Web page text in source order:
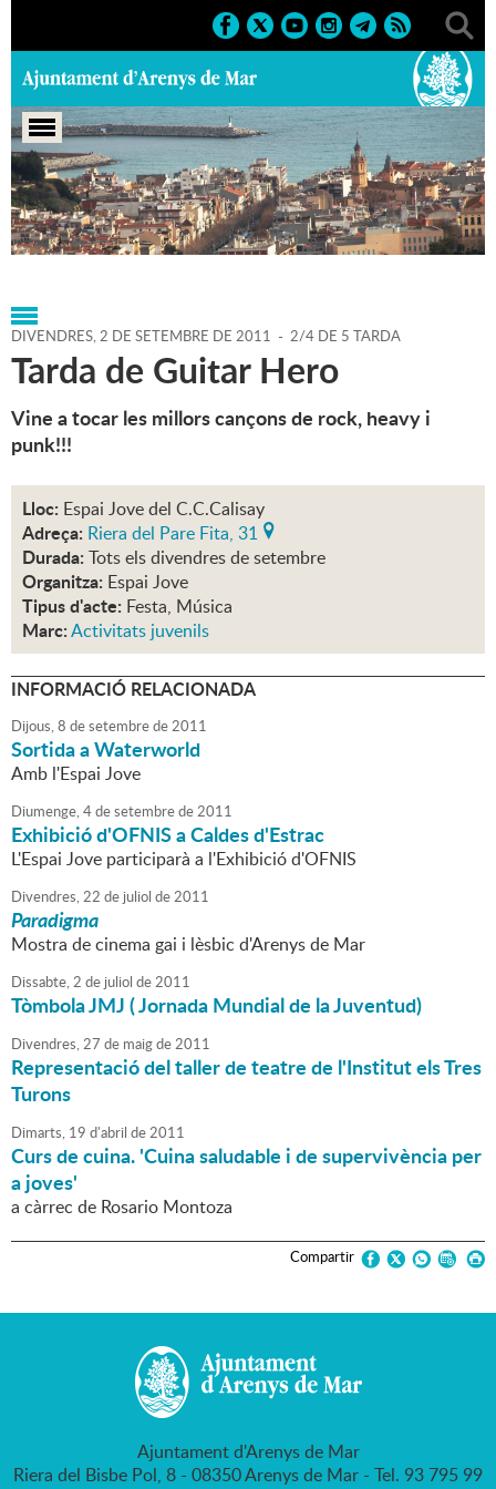
Portada > Agenda > 02-09-
2011 > Marcs > Culturals > 2011 > Activitats juvenils
DIVENDRES,2 DE SETEMBRE DE 2011 - 2/4 DE 5 TARDA
Tarda de Guitar Hero
Vine a tocar les millors cançons de rock, heavy i
punk!!!
Lloc: Espai Jove del C.C.Calisay
Adreça: Riera del Pare Fita, 31
Durada: Tots els divendres de setembre
Organitza: Espai Jove
Tipus d'acte: Festa, Música
Marc:Activitats juvenils
INFORMACIÓ RELACIONADA
Dijous,8 desetembrede2011
Sortida a Waterworld
Amb l'Espai Jove
Diumenge,4desetembrede2011
Exhibició d'OFNIS a Caldes d'Estrac
L'Espai Jove participarà a l'Exhibició d'OFNIS
Divendres,22 de juliol de2011
Paradigma
Mostra de cinema gai i lèsbic d'Arenys de Mar
Dissabte,2 de juliol de2011
Tòmbola JMJ ( Jornada Mundial de la Juventud)
Divendres,27 de maigde2011
Representació del taller de teatre de l'Institut els Tres
Turons
Dimarts, 19 d'abril de2011
Curs de cuina. 'Cuina saludable i de supervivència per
a joves'
a càrrec de Rosario Montoza
Compartir
Ajuntament d'Arenys de Mar
Riera del Bisbe Pol, 8 - 08350 Arenys de Mar - Tel. 93 795 99